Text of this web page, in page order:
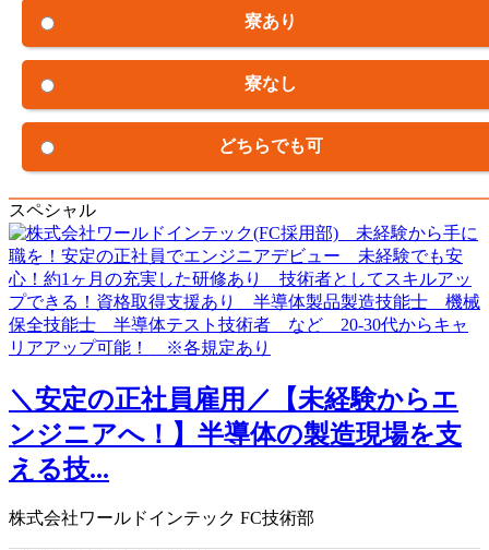
寮あり
寮なし
どちらでも可
スペシャル
＼安定の正社員雇用／【未経験からエ
ンジニアへ！】半導体の製造現場を支
える技...
株式会社ワールドインテック FC技術部